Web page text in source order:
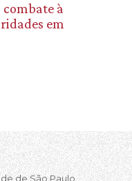
combate à
em
de São Paulo